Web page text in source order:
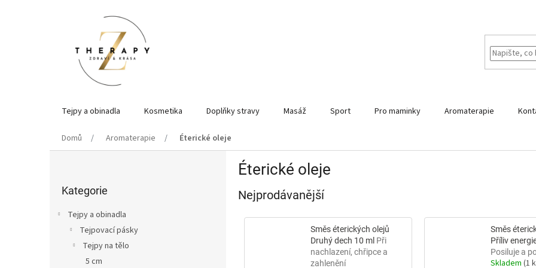
Tejpy a obinadla Kosmetika Doplňky stravy Masáž Sport Pro maminky Aromaterapie
Domů Aromaterapie Éterické oleje
kategorie
Kategorie
Tejpy a obinadla
Tejpovací pásky
Tejpy na tělo
5 cm
Éterické oleje
Nejprodávanější
Směs éterických olejů
Druhý dech 10 ml Při
nachlazení, chřipce a
zahlenění
Směs
Příliv
Posiluje a
Skladem (1